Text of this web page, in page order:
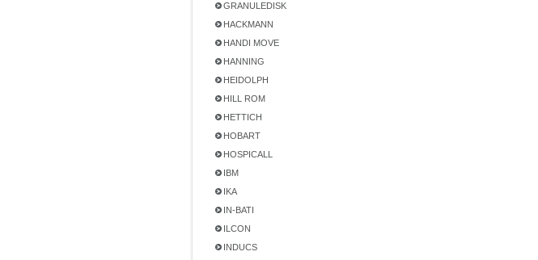
GRANULEDISK
HACKMANN
HANDI MOVE
HANNING
HEIDOLPH
HILL ROM
HETTICH
HOBART
HOSPICALL
IBM
IKA
IN-BATI
ILCON
INDUCS